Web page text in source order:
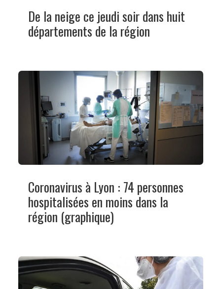
De la neige ce jeudi soir dans huit
départements de la région
Coronavirus à Lyon : 74 personnes
hospitalisées en moins dans la
région (graphique)